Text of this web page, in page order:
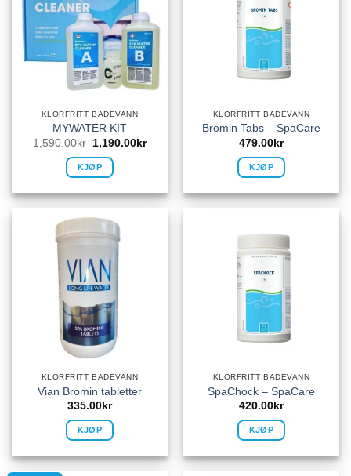
KLORFRITT BADEVANN
MYWATER KIT
1,590.00kr 1,190.00kr
KJØP
KLORFRITT BADEVANN
Bromin Tabs – SpaCare
479.00kr
KJØP
KLORFRITT BADEVANN
Vian Bromin tabletter
335.00 kr
KJØP
KLORFRITT BADEVANN
SpaChock – SpaCare
420.00 kr
KJØP